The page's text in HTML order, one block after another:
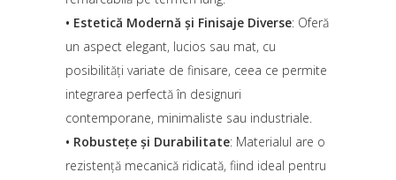
• Estetică Modernă și Finisaje Diverse: Oferă
un aspect elegant, lucios sau mat, cu
posibilități variate de finisare, ceea ce permite
integrarea perfectă în designuri
contemporane, minimaliste sau industriale.
• Robustețe și Durabilitate: Materialul are o
rezistență mecanică ridicată, fiind ideal pentru